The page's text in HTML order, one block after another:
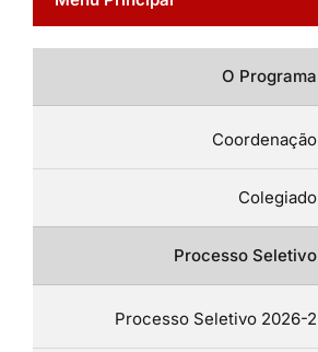
O Programa
Coordenação
Colegiado
Processo Seletivo
Processo Seletivo 2026-2